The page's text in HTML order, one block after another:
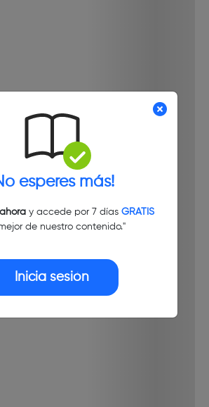
esperes más!
y accede por 7 días GRATIS
de nuestro contenido."
Inicia sesión